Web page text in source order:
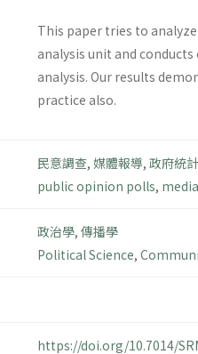
This paper tries to
analysis unit and
analysis. Our results
practice also.
民意調查, 媒體報導, 政府統計
public opinion polls,
政治學, 傳播學
Political Science,
https://doi.org/10.7014/